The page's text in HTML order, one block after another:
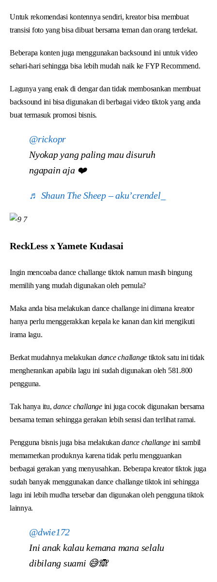
Untuk rekomendasi kontennya sendiri, kreator bisa membuat
transisi foto yang bisa dibuat bersama teman dan orang terdekat.
Beberapa konten juga menggunakan backsound ini untuk video
sehari-hari sehingga bisa lebih mudah naik ke FYP Recommend.
Lagunya yang enak di dengar dan tidak membosankan membuat
backsound ini bisa digunakan di berbagai video tiktok yang anda
buat termasuk promosi bisnis.
@rickopr
Nyokap yang paling mau disuruh
ngapain aja ❤️
♬ Shaun The Sheep – aku’crendel_
ReckLess x Yamete Kudasai
Ingin mencoaba dance challange tiktok namun masih bingung
memilih yang mudah digunakan oleh pemula?
Maka anda bisa melakukan dance challange ini dimana kreator
hanya perlu menggerakkan kepala ke kanan dan kiri mengikuti
irama lagu.
Berkat mudahnya melakukan dance challange tiktok satu ini tidak
mengherankan apabila lagu ini sudah digunakan oleh 581.800
pengguna.
Tak hanya itu,dance challangeini juga cocok digunakan bersama
bersama teman sehingga gerakan lebih serasi dan terlihat ramai.
Pengguna bisnis juga bisa melakukandance challangeini sambil
memamerkan produknya karena tidak perlu mengguankan
berbagai gerakan yang menyusahkan. Beberapa kreator tiktok juga
sudah banyak menggunakan dance challange tiktok ini sehingga
lagu ini lebih mudha tersebar dan digunakan oleh pengguna tiktok
lainnya.
@dwie172
Ini anak kalau kemana mana selalu
dibilang suami 😅🙈